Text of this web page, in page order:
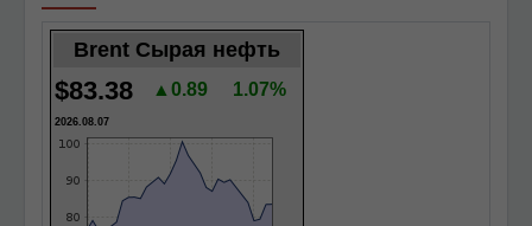
Brent Сырая нефть
$83.38 ▲0.89 1.07%
2026.08.07